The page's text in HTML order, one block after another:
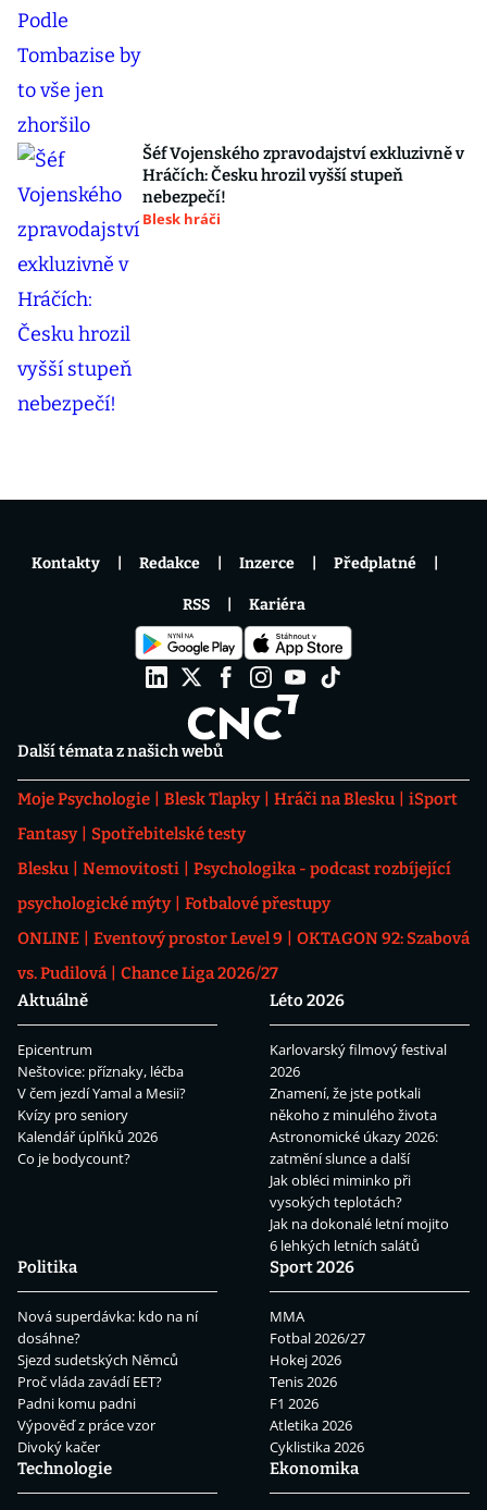
Šéf Vojenského zpravodajství exkluzivně v
Hráčích: Česku hrozil vyšší stupeň
nebezpečí!
Blesk hráči
Další témata z našich webů
Moje Psychologie Blesk Tlapky Hráči na Blesku
iSport
Fantasy
Spotřebitelské testy
Blesku
Nemovitosti
Psychologika - podcast rozbíjející
psychologické mýty
Fotbalové přestupy
ONLINE
Eventový prostor Level 9
OKTAGON 92: Szabová
vs. Pudilová
Chance Liga 2026/27
Aktuálně
Epicentrum
Neštovice: příznaky, léčba
V čem jezdí Yamal a Mesii?
Kvízy pro seniory
Kalendář úplňků 2026
Co je bodycount?
Léto 2026
Karlovarský filmový festival
2026
Znamení, že jste potkali
někoho z minulého života
Astronomické úkazy 2026:
zatmění slunce a další
Jak obléci miminko při
vysokých teplotách?
Jak na dokonalé letní mojito
6 lehkých letních salátů
Politika
Nová superdávka: kdo na ní
dosáhne?
Sjezd sudetských Němců
Proč vláda zavádí EET?
Padni komu padni
Výpověď z práce vzor
Divoký kačer
Sport 2026
MMA
Fotbal 2026/27
Hokej 2026
Tenis 2026
F1 2026
Atletika 2026
Cyklistika 2026
Technologie
Ekonomika
Kontakty Redakce Inzerce Předplatné
RSS Kariéra